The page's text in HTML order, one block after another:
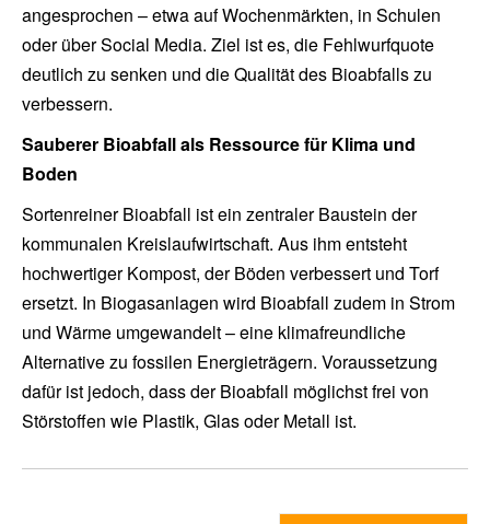
angesprochen – etwa auf Wochenmärkten, in Schulen
oder über Social Media. Ziel ist es, die Fehlwurfquote
deutlich zu senken und die Qualität des Bioabfalls zu
verbessern.
Sauberer Bioabfall als Ressource für Klima und
Boden
Sortenreiner Bioabfall ist ein zentraler Baustein der
kommunalen Kreislaufwirtschaft. Aus ihm entsteht
hochwertiger Kompost, der Böden verbessert und Torf
ersetzt. In Biogasanlagen wird Bioabfall zudem in Strom
und Wärme umgewandelt – eine klimafreundliche
Alternative zu fossilen Energieträgern. Voraussetzung
dafür ist jedoch, dass der Bioabfall möglichst frei von
Störstoffen wie Plastik, Glas oder Metall ist.